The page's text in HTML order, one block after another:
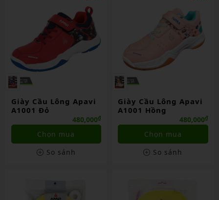
Giày Cầu Lông Apavi
A1001 Đỏ
480,000₫
Chọn mua
So sánh
Giày Cầu Lông Apavi
A1001 Hồng
480,000₫
Chọn mua
So sánh